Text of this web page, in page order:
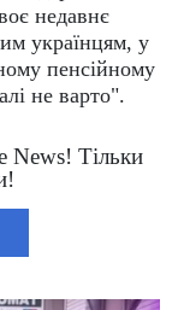
недавнє
українцям, у
пенсійному
не варто".
News! Тільки